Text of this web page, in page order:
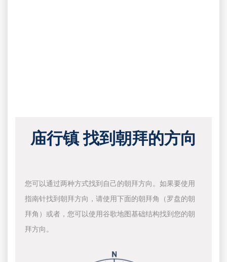
庙行镇 找到朝拜的方向
您可以通过两种方式找到自己的朝拜方向。如果要使用
指南针找到朝拜方向，请使用下面的朝拜角（罗盘的朝
拜角）或者，您可以使用谷歌地图基础结构找到您的朝
拜方向。